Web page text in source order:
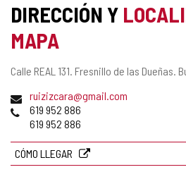
DIRECCIÓN Y
MAPA
Dirección
Calle REAL 131. Fresnillo de las Dueñas.
Dirección
de
correo
ruizizcara@gmail.com
Teléfonos
619 952 886
619 952 886
CÓMO LLEGAR